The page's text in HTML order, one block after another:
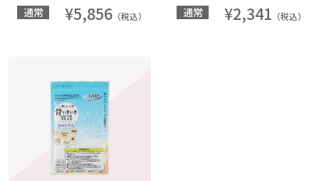
通常 ¥5,856 （税込） 通常 ¥2,341 （税込）